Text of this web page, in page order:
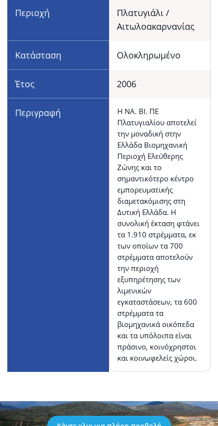
Περιοχή
Πλατυγιάλι /
Αιτωλοακαρνανίας
Κατάσταση Ολοκληρωμένο
Έτος 2006
Περιγραφή
Η ΝΑ. ΒΙ. ΠΕ
Πλατυγιαλίου αποτελεί
την μοναδική στην
Ελλάδα Βιομηχανική
Περιοχή Ελεύθερης
Ζώνης και το
σημαντικότερο κέντρο
εμπορευματικής
διαμετακόμισης στη
Δυτική Ελλάδα. Η
συνολική έκταση φτάνει
τα 1.910 στρέμματα, εκ
των οποίων τα 700
στρέμματα αποτελούν
την περιοχή
εξυπηρέτησης των
λιμενικών
εγκαταστάσεων, τα 600
στρέμματα τα
βιομηχανικά οικόπεδα
και τα υπόλοιπα είναι
πράσινο, κοινόχρηστοι
και κοινωφελείς χώροι.